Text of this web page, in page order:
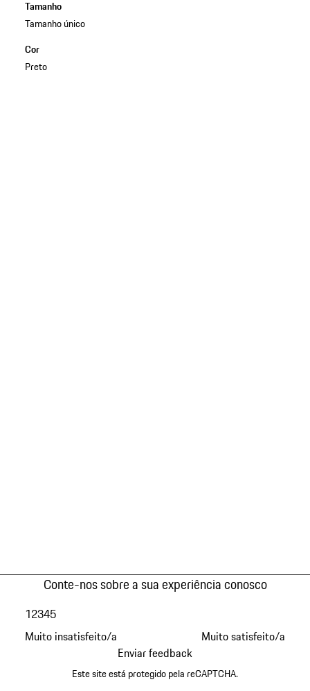
Tamanho
Tamanho único
Cor
Preto
Conte-nos sobre a sua experiência conosco
Muito insatisfeito/a
12345
Muito satisfeito/a
Enviar feedback
Este site está protegido pela reCAPTCHA.